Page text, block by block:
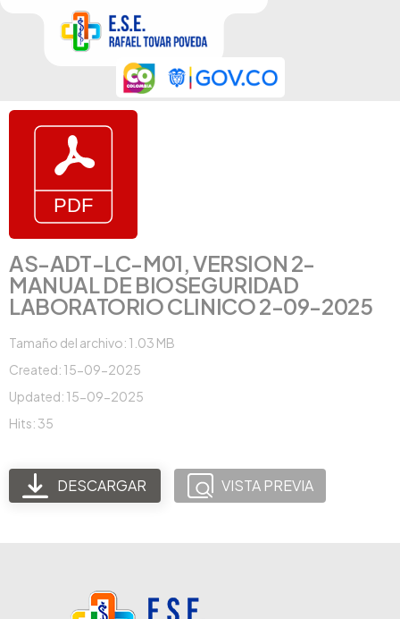
AS-ADT-LC-M01, VERSION 2-
MANUAL DE BIOSEGURIDAD
LABORATORIO CLINICO 2-09-2025
Tamaño del archivo: 1.03 MB
Created: 15-09-2025
Updated: 15-09-2025
Hits: 35
DESCARGAR VISTA PREVIA